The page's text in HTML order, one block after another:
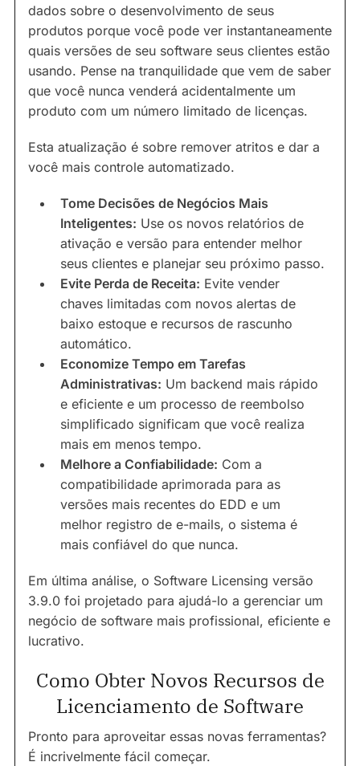
dados sobre o desenvolvimento de seus
produtos porque você pode ver instantaneamente
quais versões de seu software seus clientes estão
usando. Pense na tranquilidade que vem de saber
que você nunca venderá acidentalmente um
produto com um número limitado de licenças.
Esta atualização é sobre remover atritos e dar a
você mais controle automatizado.
Tome Decisões de Negócios Mais
Inteligentes: Use os novos relatórios de
ativação e versão para entender melhor
seus clientes e planejar seu próximo passo.
Evite Perda de Receita: Evite vender
chaves limitadas com novos alertas de
baixo estoque e recursos de rascunho
automático.
Economize Tempo em Tarefas
Administrativas: Um backend mais rápido
e eficiente e um processo de reembolso
simplificado significam que você realiza
mais em menos tempo.
Melhore a Confiabilidade: Com a
compatibilidade aprimorada para as
versões mais recentes do EDD e um
melhor registro de e-mails, o sistema é
mais confiável do que nunca.
Em última análise, o Software Licensing versão
3.9.0 foi projetado para ajudá-lo a gerenciar um
negócio de software mais profissional, eficiente e
lucrativo.
Como Obter Novos Recursos de
Licenciamento de Software
Pronto para aproveitar essas novas ferramentas?
É incrivelmente fácil começar.